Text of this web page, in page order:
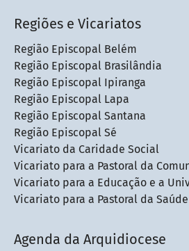
Regiões e Vicariatos
Região Episcopal Belém
Região Episcopal Brasilândia
Região Episcopal Ipiranga
Região Episcopal Lapa
Região Episcopal Santana
Região Episcopal Sé
Vicariato da Caridade Social
Vicariato para a Pastoral da
Vicariato para a Educação e a
Vicariato para a Pastoral da
Agenda da Arquidiocese